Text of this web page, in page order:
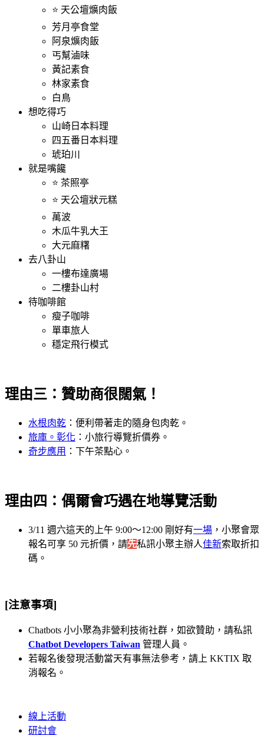
⭐ 天公壇爌肉飯
芳月亭食堂
阿泉爌肉飯
丐幫滷味
黃記素食
林家素食
白鳥
想吃得巧
山崎日本料理
四五番日本料理
琥珀川
就是嘴饞
⭐ 茶照亭
⭐ 天公壇狀元糕
萬波
木瓜牛乳大王
大元麻糬
去八卦山
一樓布達廣場
二樓卦山村
待咖啡館
瘦子咖啡
單車旅人
穩定飛行模式
理由三：贊助商很闊氣！
水根肉乾 ：便利帶著走的隨身包肉乾。
旅庫。彰化 ：小旅行導覽折價券。
奇步應用 ：下午茶點心。
理由四：偶爾會巧遇在地導覽活動
3/11 週六這天的上午 9:00～12:00 剛好有一場 ，小聚會眾
報名可享 50 元折價，請先私訊小聚主辦人佳新索取折扣
碼。
[注意事項]
Chatbots 小小聚為非營利技術社群，如欲贊助，請私訊
Chatbot Developers Taiwan 管理人員。
若報名後發現活動當天有事無法參考，請上 KKTIX 取
消報名。
線上活動
研討會